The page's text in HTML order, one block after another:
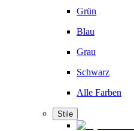
Grün
Blau
Grau
Schwarz
Alle Farben
Stile